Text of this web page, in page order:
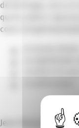
désherbage, sans
que la nature
cours
Jean-Pierre SAVARINO